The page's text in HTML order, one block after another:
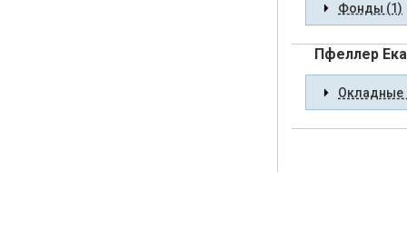
Фонды (1)
Пфеллер
Окладные